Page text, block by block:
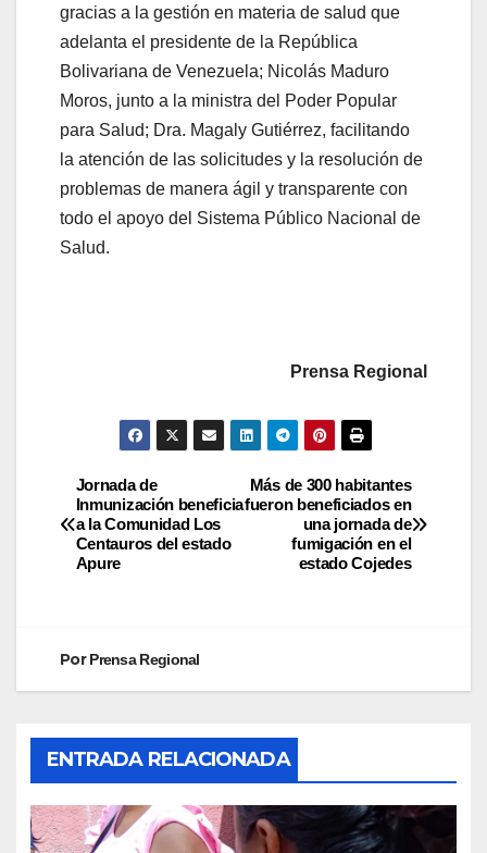
gracias a la gestión en materia de salud que
adelanta el presidente de la República
Bolivariana de Venezuela; Nicolás Maduro
Moros, junto a la ministra del Poder Popular
para Salud; Dra. Magaly Gutiérrez, facilitando
la atención de las solicitudes y la resolución de
problemas de manera ágil y transparente con
todo el apoyo del Sistema Público Nacional de
Salud.
Prensa Regional
Más de 300 habitantes
fueron beneficiados en
una jornada de
fumigación en el
estado Cojedes
Jornada de
Inmunización beneficia
a la Comunidad Los
Centauros del estado
Apure
PorPrensa Regional
ENTRADA RELACIONADA